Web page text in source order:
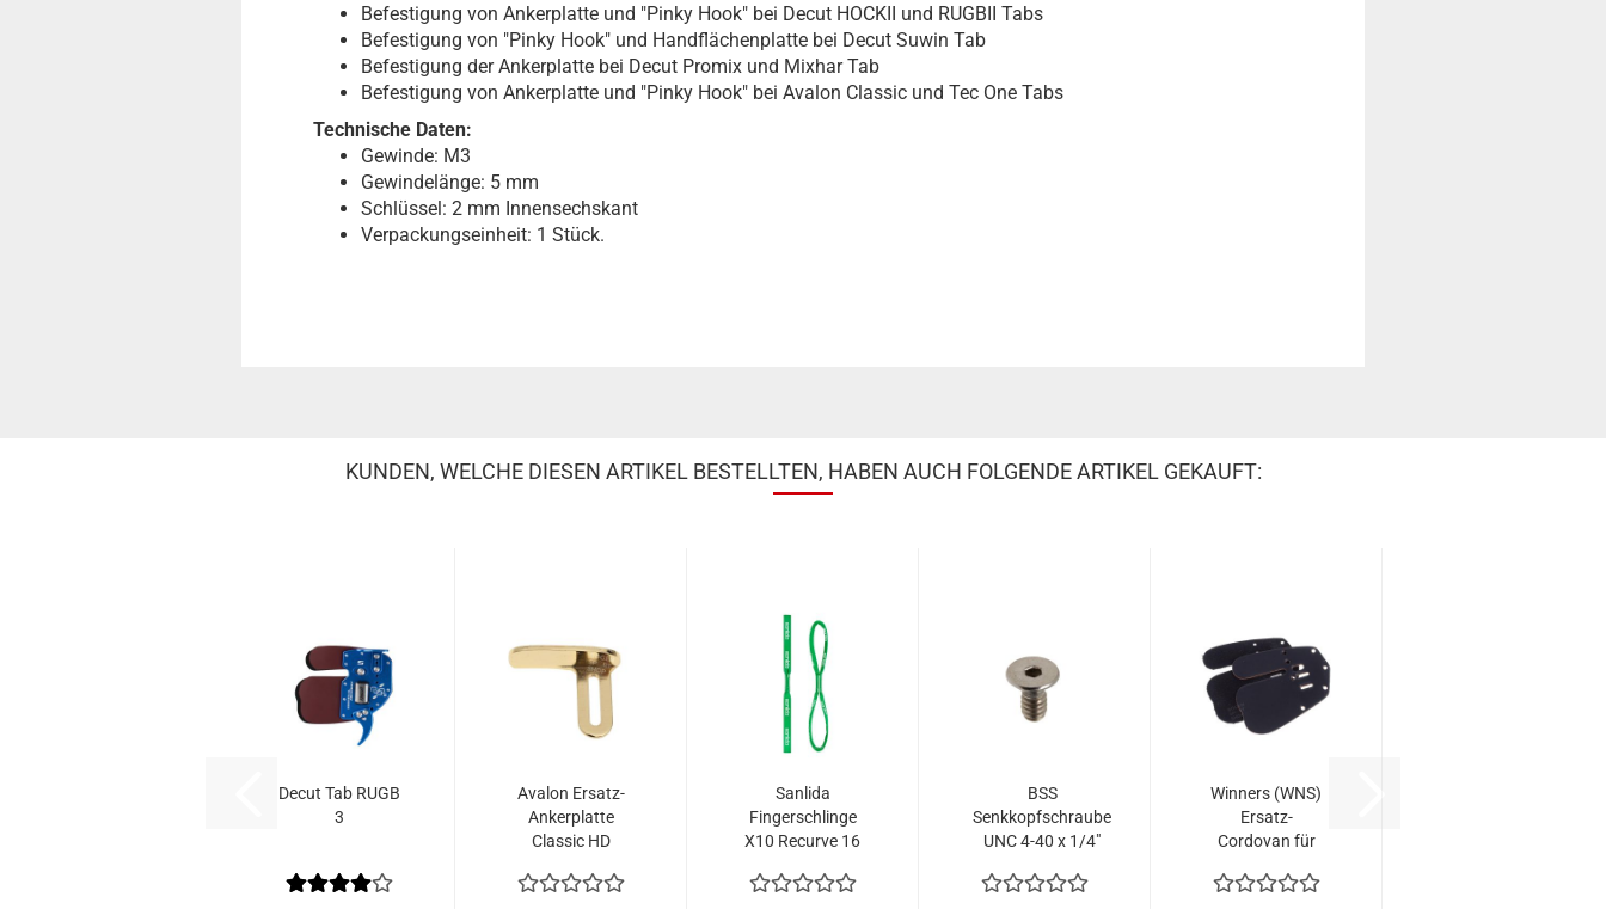
Befestigung von Ankerplatte und "Pinky Hook" bei Decut HOCKII und RUGBII Tabs
Befestigung von "Pinky Hook" und Handflächenplatte bei Decut Suwin Tab
Befestigung der Ankerplatte bei Decut Promix und Mixhar Tab
Befestigung von Ankerplatte und "Pinky Hook" bei Avalon Classic und Tec One Tabs
Technische Daten:
Gewinde: M3
Gewindelänge: 5 mm
Schlüssel: 2 mm Innensechskant
Verpackungseinheit: 1 Stück.
KUNDEN, WELCHE DIESEN ARTIKEL BESTELLTEN, HABEN AUCH FOLGENDE ARTIKEL GEKAUFT:
Decut Tab RUGB
3
Avalon Ersatz-
Ankerplatte
Classic HD
Sanlida
Fingerschlinge
X10 Recurve 16
BSS
Senkkopfschraube
UNC 4-40 x 1/4"
Winners (WNS)
Ersatz-
Cordovan für